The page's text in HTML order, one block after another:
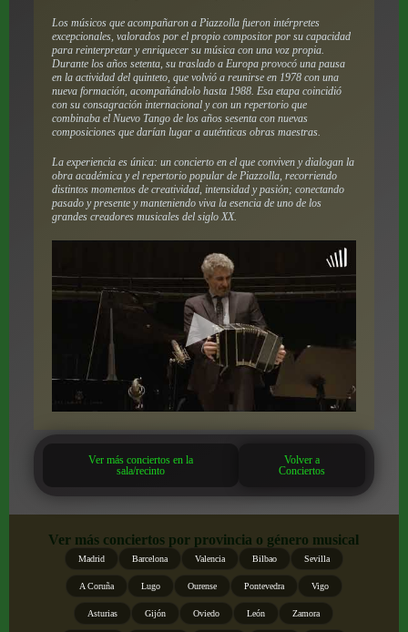
Los músicos que acompañaron a Piazzolla fueron intérpretes
excepcionales, valorados por el propio compositor por su capacidad
para reinterpretar y enriquecer su música con una voz propia.
Durante los años setenta, su traslado a Europa provocó una pausa
en la actividad del quinteto, que volvió a reunirse en 1978 con una
nueva formación, acompañándolo hasta 1988. Esa etapa coincidió
con su consagración internacional y con un repertorio que
combinaba el Nuevo Tango de los años sesenta con nuevas
composiciones que darían lugar a auténticas obras maestras.
La experiencia es única: un concierto en el que conviven y dialogan la
obra académica y el repertorio popular de Piazzolla, recorriendo
distintos momentos de creatividad, intensidad y pasión; conectando
pasado y presente y manteniendo viva la esencia de uno de los
grandes creadores musicales del siglo XX.
Ver más conciertos en la
sala/recinto
Volver a
Conciertos
Ver más conciertos por provincia o género musical
Madrid Barcelona Valencia Bilbao Sevilla
A Coruña Lugo Ourense Pontevedra Vigo
Asturias Gijón Oviedo León Zamora